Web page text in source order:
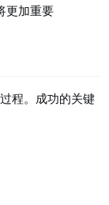
更加重要
程。成功的关键